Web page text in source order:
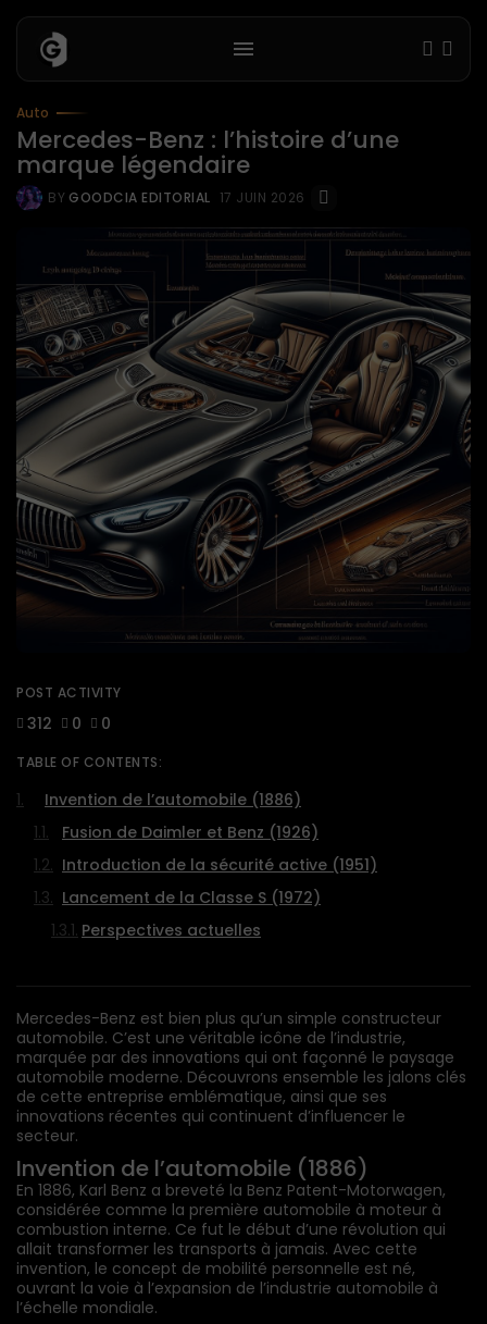
Auto
Mercedes-Benz : l’histoire d’une
marque légendaire
BY GOODCIA EDITORIAL 17 JUIN 2026
Mercedes-Benz est bien plus qu’un simple constructeur
automobile. C’est une véritable icône de l’industrie,
marquée par des innovations qui ont façonné le paysage
automobile moderne. Découvrons ensemble les jalons clés
de cette entreprise emblématique, ainsi que ses
innovations récentes qui continuent d’influencer le
secteur.
Invention de l’automobile (1886)
En 1886, Karl Benz a breveté la Benz Patent-Motorwagen,
considérée comme la première automobile à moteur à
combustion interne. Ce fut le début d’une révolution qui
allait transformer les transports à jamais. Avec cette
invention, le concept de mobilité personnelle est né,
ouvrant la voie à l’expansion de l’industrie automobile à
l’échelle mondiale.
POST ACTIVITY
312 0 0
TABLE OF CONTENTS:
Invention de l’automobile (1886)
Fusion de Daimler et Benz (1926)
Introduction de la sécurité active (1951)
Lancement de la Classe S (1972)
Perspectives actuelles